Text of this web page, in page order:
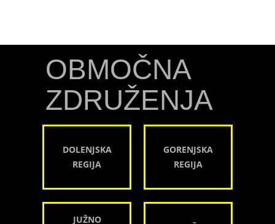
OBMOČNA
ZDRUŽENJA
DOLENJSKA
REGIJA
GORENJSKA
REGIJA
JUŽNO